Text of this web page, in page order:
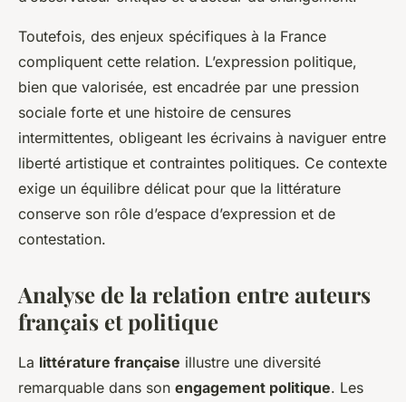
Toutefois, des enjeux spécifiques à la France
compliquent cette relation. L’expression politique,
bien que valorisée, est encadrée par une pression
sociale forte et une histoire de censures
intermittentes, obligeant les écrivains à naviguer entre
liberté artistique et contraintes politiques. Ce contexte
exige un équilibre délicat pour que la littérature
conserve son rôle d’espace d’expression et de
contestation.
Analyse de la relation entre auteurs
français et politique
La littérature française illustre une diversité
remarquable dans son engagement politique. Les